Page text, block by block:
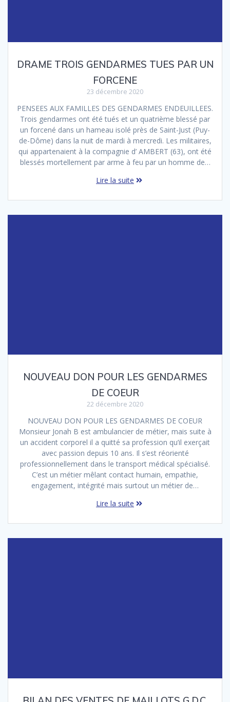
DRAME TROIS GENDARMES TUES PAR UN
FORCENE
23 décembre 2020
PENSEES AUX FAMILLES DES GENDARMES ENDEUILLEES.
Trois gendarmes ont été tués et un quatrième blessé par
un forcené dans un hameau isolé près de Saint-Just (Puy-
de-Dôme) dans la nuit de mardi à mercredi. Les militaires,
qui appartenaient à la compagnie d’ AMBERT (63), ont été
blessés mortellement par arme à feu par un homme de…
Lire la suite
NOUVEAU DON POUR LES GENDARMES
DE COEUR
22 décembre 2020
NOUVEAU DON POUR LES GENDARMES DE COEUR
Monsieur Jonah B est ambulancier de métier, mais suite à
un accident corporel il a quitté sa profession qu’il exerçait
avec passion depuis 10 ans. Il s’est réorienté
professionnellement dans le transport médical spécialisé.
C’est un métier mêlant contact humain, empathie,
engagement, intégrité mais surtout un métier de…
Lire la suite